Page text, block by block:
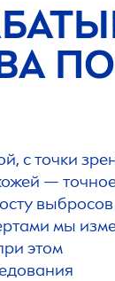
с точки
—
выбросов
мы
этом